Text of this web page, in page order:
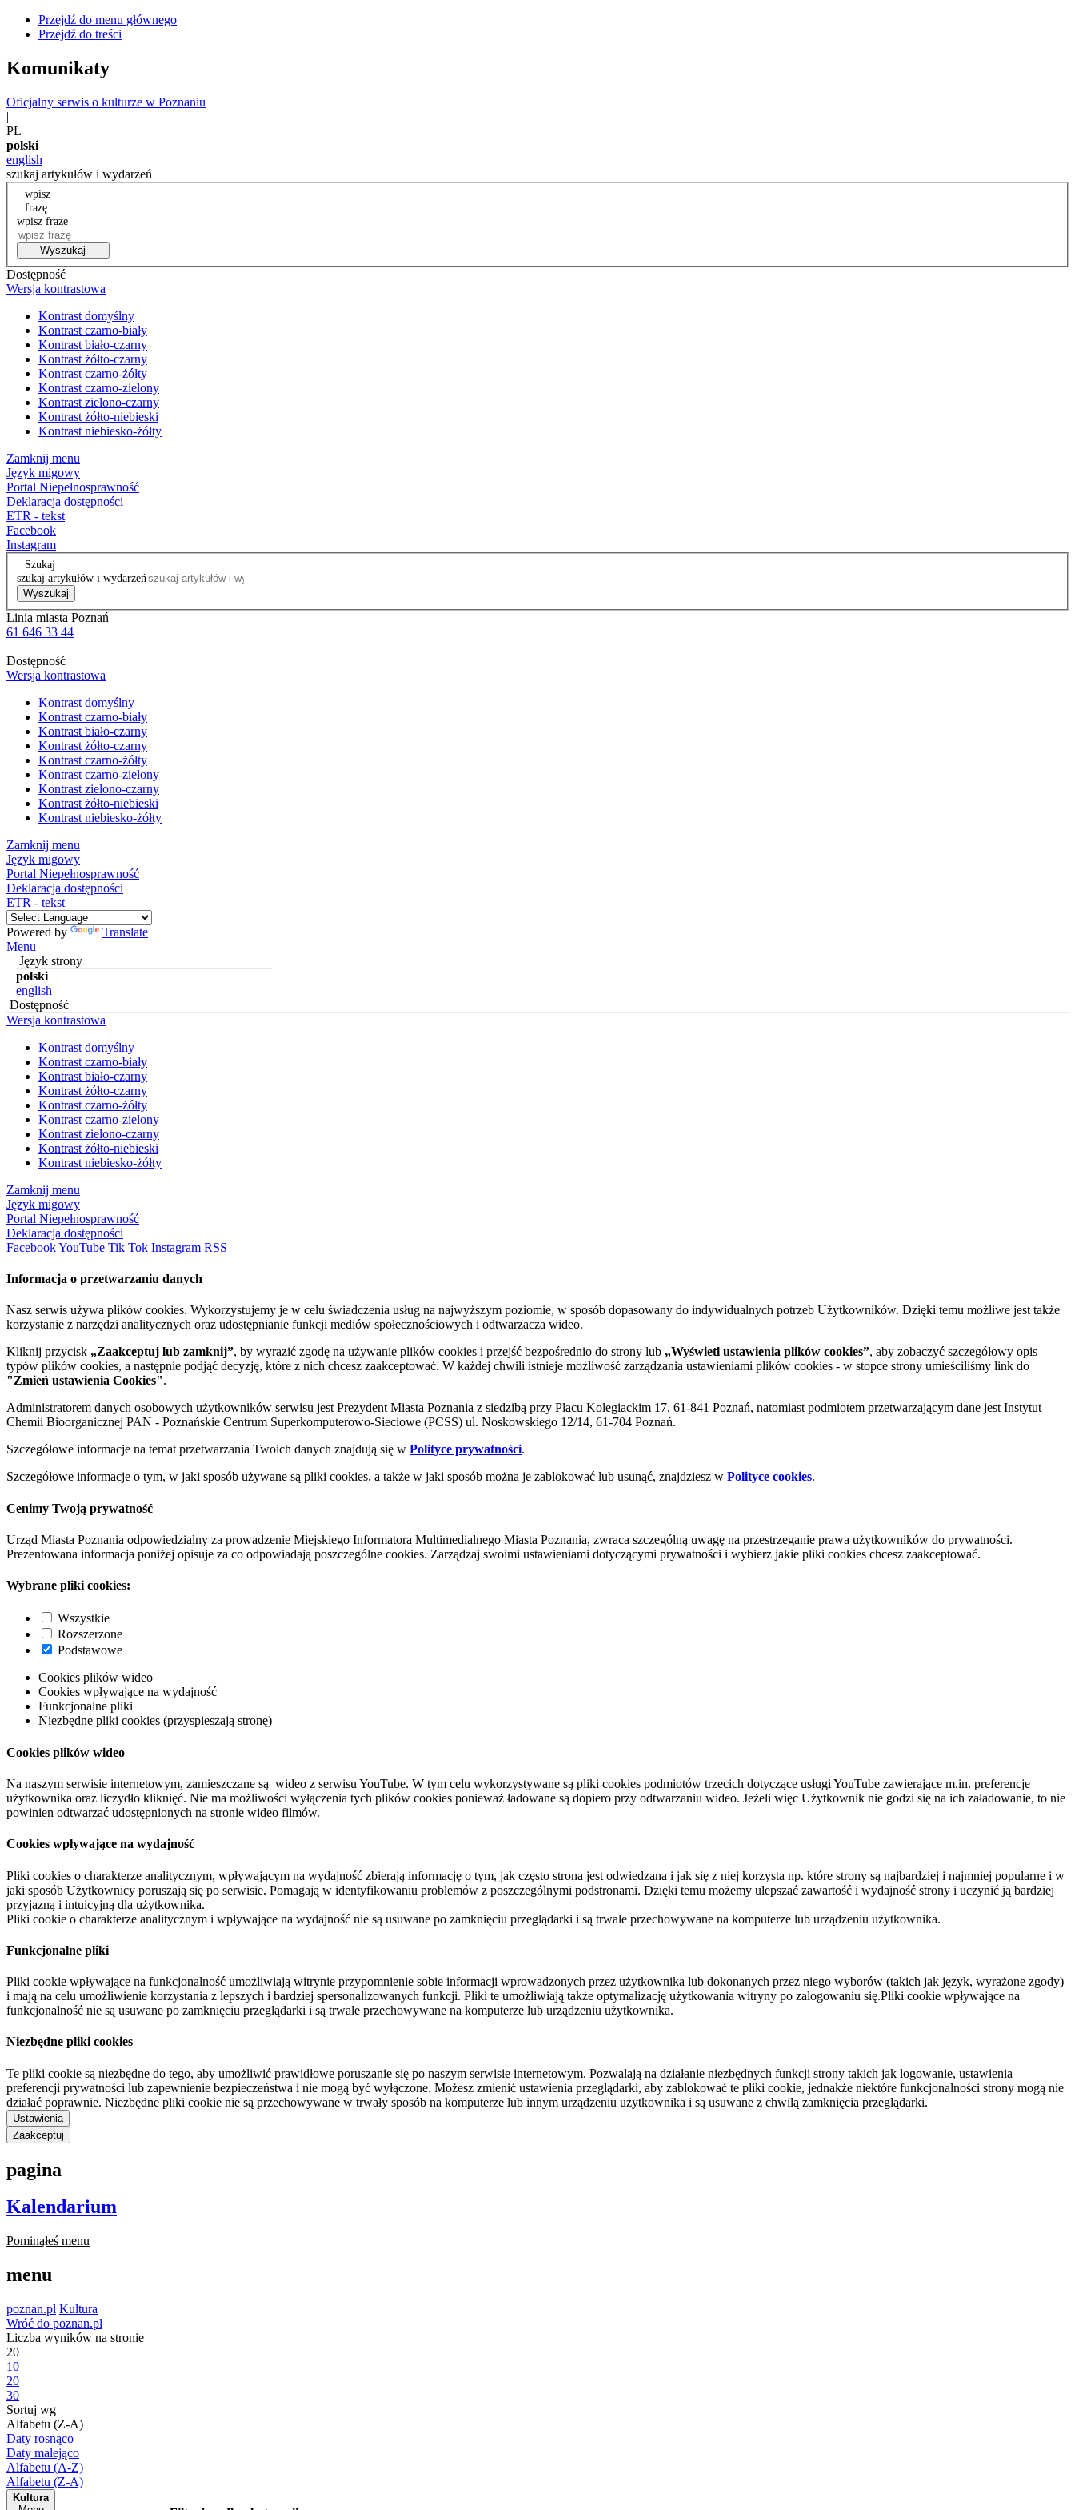
Przejdź do menu głównego
Przejdź do treści
Komunikaty
Oficjalny serwis o kulturze w Poznaniu
|
PL
polski
english
szukaj artykułów i wydarzeń
wpisz
frazę
wpisz frazę
Wyszukaj
Dostępność
Wersja kontrastowa
Kontrast domyślny
Kontrast czarno-biały
Kontrast biało-czarny
Kontrast żółto-czarny
Kontrast czarno-żółty
Kontrast czarno-zielony
Kontrast zielono-czarny
Kontrast żółto-niebieski
Kontrast niebiesko-żółty
Zamknij menu
Język migowy
Portal Niepełnosprawność
Deklaracja dostępności
ETR - tekst
Facebook
Instagram
Szukaj
szukaj artykułów i wydarzeń
Wyszukaj
Linia miasta Poznań
61 646 33 44
Dostępność
Wersja kontrastowa
Kontrast domyślny
Kontrast czarno-biały
Kontrast biało-czarny
Kontrast żółto-czarny
Kontrast czarno-żółty
Kontrast czarno-zielony
Kontrast zielono-czarny
Kontrast żółto-niebieski
Kontrast niebiesko-żółty
Zamknij menu
Język migowy
Portal Niepełnosprawność
Deklaracja dostępności
ETR - tekst
Powered by
Translate
Menu
Język strony
polski
english
Dostępność
Wersja kontrastowa
Kontrast domyślny
Kontrast czarno-biały
Kontrast biało-czarny
Kontrast żółto-czarny
Kontrast czarno-żółty
Kontrast czarno-zielony
Kontrast zielono-czarny
Kontrast żółto-niebieski
Kontrast niebiesko-żółty
Zamknij menu
Język migowy
Portal Niepełnosprawność
Deklaracja dostępności
FacebookYouTube Tik Tok Instagram RSS
Informacja o przetwarzaniu danych
Nasz serwis używa plików cookies. Wykorzystujemy je w celu świadczenia usług na najwyższym poziomie, w sposób dopasowany do indywidualnych potrzeb Użytkowników. Dzięki temu możliwe jest także
korzystanie z narzędzi analitycznych oraz udostępnianie funkcji mediów społecznościowych i odtwarzacza wideo.
Kliknij przycisk „Zaakceptuj lub zamknij”, by wyrazić zgodę na używanie plików cookies i przejść bezpośrednio do strony lub „Wyświetl ustawienia plików cookies”, aby zobaczyć szczegółowy opis
typów plików cookies, a następnie podjąć decyzję, które z nich chcesz zaakceptować. W każdej chwili istnieje możliwość zarządzania ustawieniami plików cookies - w stopce strony umieściliśmy link do
"Zmień ustawienia Cookies".
Administratorem danych osobowych użytkowników serwisu jest Prezydent Miasta Poznania z siedzibą przy Placu Kolegiackim 17, 61-841 Poznań, natomiast podmiotem przetwarzającym dane jest Instytut
Chemii Bioorganicznej PAN - Poznańskie Centrum Superkomputerowo-Sieciowe (PCSS) ul. Noskowskiego 12/14, 61-704 Poznań.
Szczegółowe informacje na temat przetwarzania Twoich danych znajdują się w Polityce prywatności.
Szczegółowe informacje o tym, w jaki sposób używane są pliki cookies, a także w jaki sposób można je zablokować lub usunąć, znajdziesz w Polityce cookies.
Cenimy Twoją prywatność
Urząd Miasta Poznania odpowiedzialny za prowadzenie Miejskiego Informatora Multimedialnego Miasta Poznania, zwraca szczególną uwagę na przestrzeganie prawa użytkowników do prywatności.
Prezentowana informacja poniżej opisuje za co odpowiadają poszczególne cookies. Zarządzaj swoimi ustawieniami dotyczącymi prywatności i wybierz jakie pliki cookies chcesz zaakceptować.
Wybrane pliki cookies:
Wszystkie
Rozszerzone
Podstawowe
Cookies plików wideo
Cookies wpływające na wydajność
Funkcjonalne pliki
Niezbędne pliki cookies (przyspieszają stronę)
Cookies plików wideo
Na naszym serwisie internetowym, zamieszczane są wideo z serwisu YouTube. W tym celu wykorzystywane są pliki cookies podmiotów trzecich dotyczące usługi YouTube zawierające m.in. preferencje
użytkownika oraz liczydło kliknięć. Nie ma możliwości wyłączenia tych plików cookies ponieważ ładowane są dopiero przy odtwarzaniu wideo. Jeżeli więc Użytkownik nie godzi się na ich załadowanie, to nie
powinien odtwarzać udostępnionych na stronie wideo filmów.
Cookies wpływające na wydajność
Pliki cookies o charakterze analitycznym, wpływającym na wydajność zbierają informację o tym, jak często strona jest odwiedzana i jak się z niej korzysta np. które strony są najbardziej i najmniej popularne i w
jaki sposób Użytkownicy poruszają się po serwisie. Pomagają w identyfikowaniu problemów z poszczególnymi podstronami. Dzięki temu możemy ulepszać zawartość i wydajność strony i uczynić ją bardziej
przyjazną i intuicyjną dla użytkownika.
Pliki cookie o charakterze analitycznym i wpływające na wydajność nie są usuwane po zamknięciu przeglądarki i są trwale przechowywane na komputerze lub urządzeniu użytkownika.
Funkcjonalne pliki
Pliki cookie wpływające na funkcjonalność umożliwiają witrynie przypomnienie sobie informacji wprowadzonych przez użytkownika lub dokonanych przez niego wyborów (takich jak język, wyrażone zgody)
i mają na celu umożliwienie korzystania z lepszych i bardziej spersonalizowanych funkcji. Pliki te umożliwiają także optymalizację użytkowania witryny po zalogowaniu się.Pliki cookie wpływające na
funkcjonalność nie są usuwane po zamknięciu przeglądarki i są trwale przechowywane na komputerze lub urządzeniu użytkownika.
Niezbędne pliki cookies
Te pliki cookie są niezbędne do tego, aby umożliwić prawidłowe poruszanie się po naszym serwisie internetowym. Pozwalają na działanie niezbędnych funkcji strony takich jak logowanie, ustawienia
preferencji prywatności lub zapewnienie bezpieczeństwa i nie mogą być wyłączone. Możesz zmienić ustawienia przeglądarki, aby zablokować te pliki cookie, jednakże niektóre funkcjonalności strony mogą nie
działać poprawnie. Niezbędne pliki cookie nie są przechowywane w trwały sposób na komputerze lub innym urządzeniu użytkownika i są usuwane z chwilą zamknięcia przeglądarki.
Ustawienia
Zaakceptuj
pagina
Kalendarium
Pominąłeś menu
menu
poznan.pl Kultura
Wróć do poznan.pl
Liczba wyników na stronie
20
10
20
30
Sortuj wg
Alfabetu (Z-A)
Daty rosnąco
Daty malejąco
Alfabetu (A-Z)
Alfabetu (Z-A)
Kultura